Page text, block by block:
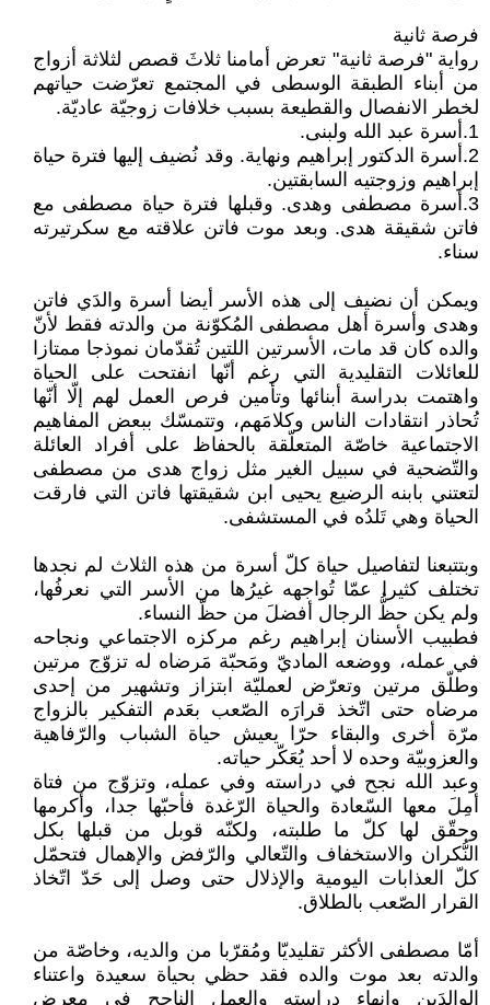
فرصة ثانية
رواية "فرصة ثانية" تعرض أمامنا ثلاثَ قصص لثلاثة أزواج
من أبناء الطبقة الوسطى في المجتمع تعرّضت حياتهم
لخطر الانفصال والقطيعة بسبب خلافات زوجيّة عاديّة.
1.أسرة عبد الله ولبنى.
2.أسرة الدكتور إبراهيم ونهاية. وقد نُضيف إليها فترة حياة
إبراهيم وزوجتيه السابقتين.
3.أسرة مصطفى وهدى. وقبلها فترة حياة مصطفى مع
فاتن شقيقة هدى. وبعد موت فاتن علاقته مع سكرتيرته
سناء.
ويمكن أن نضيف إلى هذه الأسر أيضا أسرة والدَي فاتن
وهدى وأسرة أهل مصطفى المُكوّنة من والدته فقط لأنّ
والده كان قد مات، الأسرتين اللتين تُقدّمان نموذجا ممتازا
للعائلات التقليدية التي رغم أنّها انفتحت على الحياة
واهتمت بدراسة أبنائها وتأمين فرص العمل لهم إلّا أنّها
تُحاذر انتقادات الناس وكلامَهم، وتتمسّك ببعض المفاهيم
الاجتماعية خاصّة المتعلّقة بالحفاظ على أفراد العائلة
والتّضحية في سبيل الغير مثل زواج هدى من مصطفى
لتعتني بابنه الرضيع يحيى ابن شقيقتها فاتن التي فارقت
الحياة وهي تَلدُه في المستشفى.
وبتتبعنا لتفاصيل حياة كلّ أسرة من هذه الثلاث لم نجدها
تختلف كثيرا عمّا تُواجهه غيرُها من الأسر التي نعرفُها،
ولم يكن حظُّ الرجال أفضلَ من حظّ النساء.
فطبيب الأسنان إبراهيم رغم مركزه الاجتماعي ونجاحه
في عمله، ووضعه الماديّ ومَحبّة مَرضاه له تزوّج مرتين
وطلّق مرتين وتعرّض لعمليّة ابتزاز وتشهير من إحدى
مرضاه حتى اتّخذ قرارَه الصّعب بعَدم التفكير بالزواج
مرّة أخرى والبقاء حرّا يعيش حياة الشباب والرّفاهية
والعزوبيّة وحده لا أحد يُعَكّر حياته.
وعبد الله نجح في دراسته وفي عمله، وتزوّج من فتاة
أمِلَ معها السّعادة والحياة الرّغدة فأحبّها جدا، وأكرمها
وحقّق لها كلّ ما طلبته، ولكنّه قوبل من قبلها بكل
النُّكران والاستخفاف والتّعالي والرّفض والإهمال فتحمّل
كلّ العذابات اليومية والإذلال حتى وصل إلى حَدّ اتّخاذ
القرار الصّعب بالطلاق.
أمّا مصطفى الأكثر تقليديّا ومُقرّبا من والديه، وخاصّة من
والدته بعد موت والده فقد حظي بحياة سعيدة واعتناء
الوالدَين وانهاء دراسته والعمل الناجح في معرض